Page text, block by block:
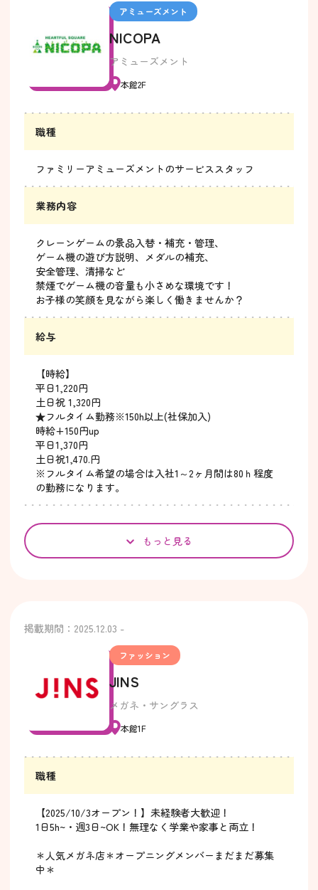
アミューズメント
NICOPA
アミューズメント
本館2F
職種
ファミリーアミューズメントのサービススタッフ
業務内容
クレーンゲームの景品入替・補充・管理、
ゲーム機の遊び方説明、メダルの補充、
安全管理、清掃など
禁煙でゲーム機の音量も小さめな環境です！
お子様の笑顔を見ながら楽しく働きませんか？
給与
【時給】
平日1,220円
土日祝 1,320円
★フルタイム勤務※150h以上(社保加入)
時給+150円up
平日1,370円
土日祝1,470.円
※フルタイム希望の場合は入社1～2ヶ月間は80ｈ程度
の勤務になります。
もっと見る
掲載期間：2025.12.03 -
ファッション
JINS
メガネ・サングラス
本館1F
職種
【2025/10/3オープン！】未経験者大歓迎！
1日5h~・週3日~OK！無理なく学業や家事と両立！
＊人気メガネ店＊オープニングメンバーまだまだ募集
中＊